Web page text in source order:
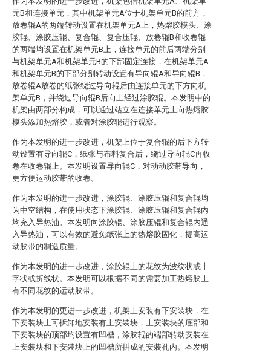
元B和连接单元，其中机架单元A位于机架单元B的前方，
放卷辊A的两端转动设置在机架单元A上，热熔胶模头、涂
胶辊、涂胶压辊、复合辊、复合压辊、放卷辊B和收卷辊
的两端均设置在机架单元B上，连接单元的前后两端分别
与机架单元A和机架单元B的下部固定连接，在机架单元A
和机架单元B的下部分别转动设置有导向辊A和导向辊B，
放卷辊A放卷的纸张绕过导向辊后由连接单元的下方向机
架单元B，并绕过导向辊B后向上经过涂胶辊。本发明中的
机架由两部分构成，可以通过站立在连接单元上向热熔胶
模头添加热熔胶，或者对涂胶辊进行观察。
作为本发明的进一步改进，机架上位于复合辊的后下方转
动设置有导向辊C，纸张与布料复合后，绕过导向辊C再收
卷在收卷辊上。本发明设置导向辊C，对动动胶带导向，
更方便运动胶带的收卷。
作为本发明的进一步改进，涂胶辊、涂胶压辊和复合辊均
为中空结构，在使用状态下涂胶辊、涂胶压辊和复合辊内
均充入导热油。本发明向涂胶辊、涂胶压辊和复合辊内通
入导热油，可以有效的避免纸张上的热熔胶固化，提高运
动胶带的制造质量。
作为本发明的进一步改进，涂胶辊上的花纹为波纹状或十
字状或折线状。本发明可以根据不同的需要加工热熔胶上
有不同花纹的运动胶带。
作为本发明的更进一步改进，机架上安装有下安装块，在
下安装块上可拆卸地安装有上安装块，上安装块的底部和
下安装块的顶部均设置有凹槽，涂胶辊的端部转动安装在
上安装块和下安装块上的凹槽所拼成的安装孔内。本发明